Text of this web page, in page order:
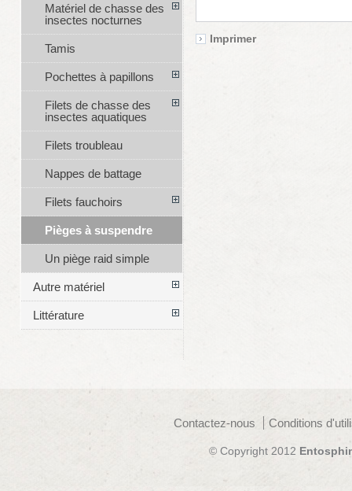
Imprimer
Matériel de chasse des
insectes nocturnes
Tamis
Pochettes à papillons
Filets de chasse des
insectes aquatiques
Filets troubleau
Nappes de battage
Filets fauchoirs
Pièges à suspendre
Un piège raid simple
Autre matériel
Littérature
Contactez-nous Conditions
© Copyright 2012